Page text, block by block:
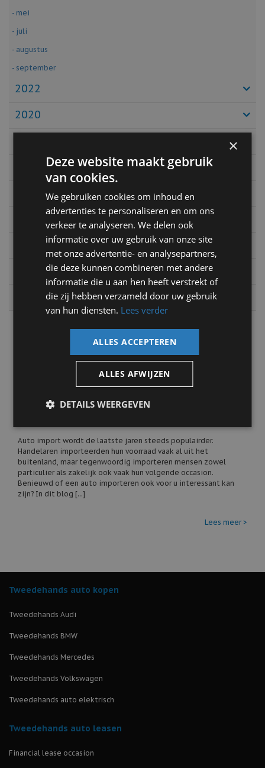
- mei
- juli
- augustus
- september
2022
2020
Auto nieuws
Een auto importeren? Dit zijn de
voordelen van import
18 september 2023
Auto import wordt de laatste jaren steeds populairder.
Handelaren importeerden hun voorraad vaak al uit het
buitenland, maar tegenwoordig importeren mensen zowel
particulier als zakelijk ook vaak hun volgende occasion.
Benieuwd of een auto importeren ook voor u interessant kan
zijn? In dit blog [...]
Lees meer >
Tweedehands auto kopen
Tweedehands Audi
Tweedehands BMW
Tweedehands Mercedes
Tweedehands Volkswagen
Tweedehands auto elektrisch
Tweedehands auto leasen
Financial lease occasion
×
Deze website maakt gebruik
van cookies.
We gebruiken cookies om inhoud en
advertenties te personaliseren en om ons
verkeer te analyseren. We delen ook
informatie over uw gebruik van onze site
met onze advertentie- en analysepartners,
die deze kunnen combineren met andere
informatie die u aan hen heeft verstrekt of
die zij hebben verzameld door uw gebruik
van hun diensten. Lees verder
ALLES ACCEPTEREN
ALLES AFWIJZEN
DETAILS WEERGEVEN